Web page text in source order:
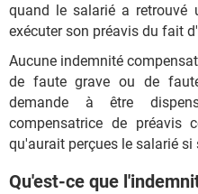
quand le salarié a retrouvé
exécuter son préavis du fait
Aucune indemnité
de faute grave ou de
demande à être
compensatrice de préavis
qu'aurait perçues le salarié
Qu'est-ce que